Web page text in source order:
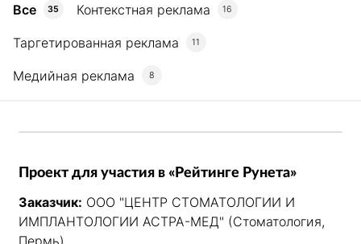
Все 35 Контекстная реклама 16
Таргетированная реклама 11
Медийная реклама 8
Проект для участия в «Рейтинге Рунета»
Заказчик: ООО "ЦЕНТР СТОМАТОЛОГИИ И
ИМПЛАНТОЛОГИИ АСТРА-МЕД" (Стоматология,
Пермь)